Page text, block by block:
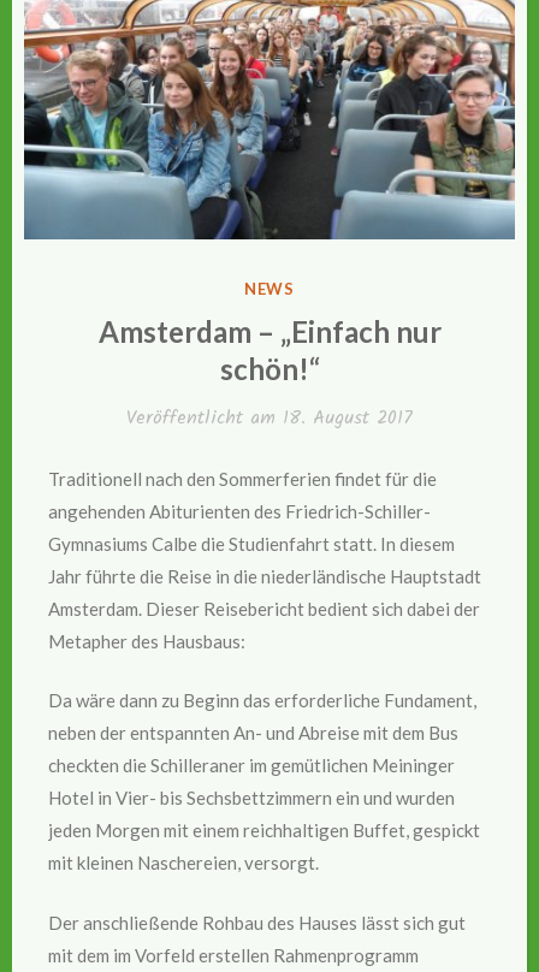
VERÖFFENTLICHT
NEWS
Amsterdam – „Einfach nur
schön!“
Veröffentlicht am 18. August 2017
Traditionell nach den Sommerferien findet für die
angehenden Abiturienten des Friedrich-Schiller-
Gymnasiums Calbe die Studienfahrt statt. In diesem
Jahr führte die Reise in die niederländische Hauptstadt
Amsterdam. Dieser Reisebericht bedient sich dabei der
Metapher des Hausbaus:
Da wäre dann zu Beginn das erforderliche Fundament,
neben der entspannten An- und Abreise mit dem Bus
checkten die Schilleraner im gemütlichen Meininger
Hotel in Vier- bis Sechsbettzimmern ein und wurden
jeden Morgen mit einem reichhaltigen Buffet, gespickt
mit kleinen Naschereien, versorgt.
Der anschließende Rohbau des Hauses lässt sich gut
mit dem im Vorfeld erstellen Rahmenprogramm